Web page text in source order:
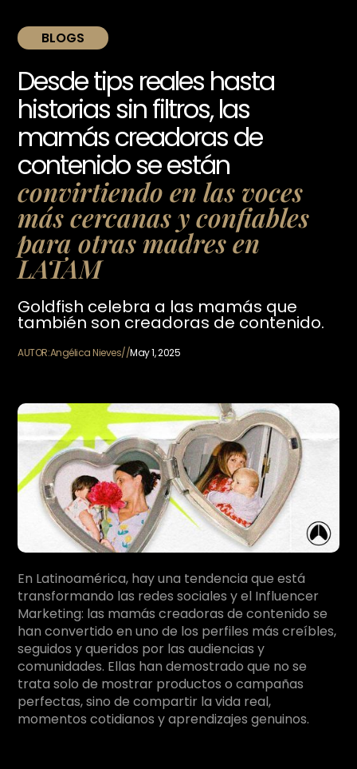
BLOGS
Desde tips reales hasta
historias sin filtros, las
mamás creadoras de
contenido se están
convirtiendo en las voces
más cercanas y confiables
para otras madres en
LATAM
Goldfish celebra a las mamás que
también son creadoras de contenido.
AUTOR:Angélica Nieves//May 1, 2025
En Latinoamérica, hay una tendencia que está
transformando las redes sociales y el Influencer
Marketing: las mamás creadoras de contenido se
han convertido en uno de los perfiles más creíbles,
seguidos y queridos por las audiencias y
comunidades. Ellas han demostrado que no se
trata solo de mostrar productos o campañas
perfectas, sino de compartir la vida real,
momentos cotidianos y aprendizajes genuinos.